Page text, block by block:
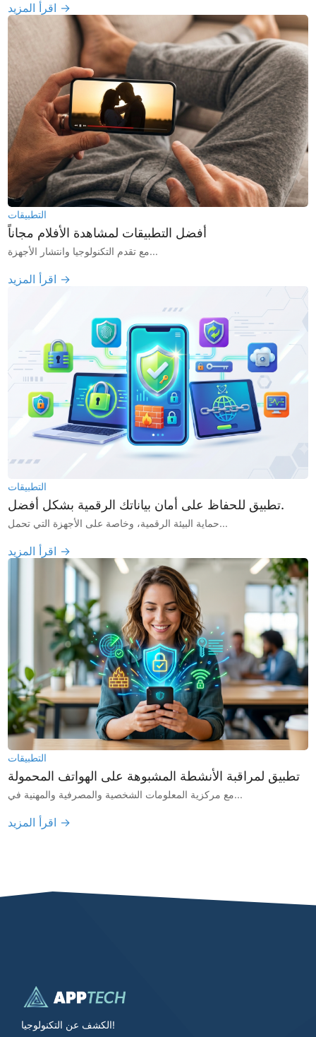
اقرأ المزيد →
التطبيقات
أفضل التطبيقات لمشاهدة الأفلام مجاناً
مع تقدم التكنولوجيا وانتشار الأجهزة...
اقرأ المزيد →
التطبيقات
تطبيق للحفاظ على أمان بياناتك الرقمية بشكل أفضل.
حماية البيئة الرقمية، وخاصة على الأجهزة التي تحمل...
اقرأ المزيد →
التطبيقات
تطبيق لمراقبة الأنشطة المشبوهة على الهواتف المحمولة
مع مركزية المعلومات الشخصية والمصرفية والمهنية في...
اقرأ المزيد →
الكشف عن التكنولوجيا!